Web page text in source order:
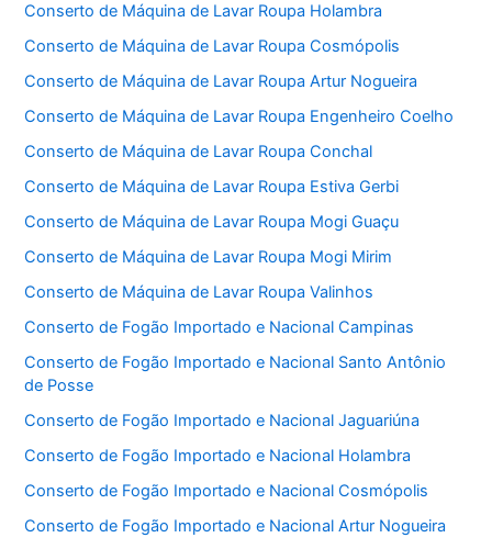
Conserto de Máquina de Lavar Roupa Holambra
Conserto de Máquina de Lavar Roupa Cosmópolis
Conserto de Máquina de Lavar Roupa Artur Nogueira
Conserto de Máquina de Lavar Roupa Engenheiro Coelho
Conserto de Máquina de Lavar Roupa Conchal
Conserto de Máquina de Lavar Roupa Estiva Gerbi
Conserto de Máquina de Lavar Roupa Mogi Guaçu
Conserto de Máquina de Lavar Roupa Mogi Mirim
Conserto de Máquina de Lavar Roupa Valinhos
Conserto de Fogão Importado e Nacional Campinas
Conserto de Fogão Importado e Nacional Santo Antônio
de Posse
Conserto de Fogão Importado e Nacional Jaguariúna
Conserto de Fogão Importado e Nacional Holambra
Conserto de Fogão Importado e Nacional Cosmópolis
Conserto de Fogão Importado e Nacional Artur Nogueira